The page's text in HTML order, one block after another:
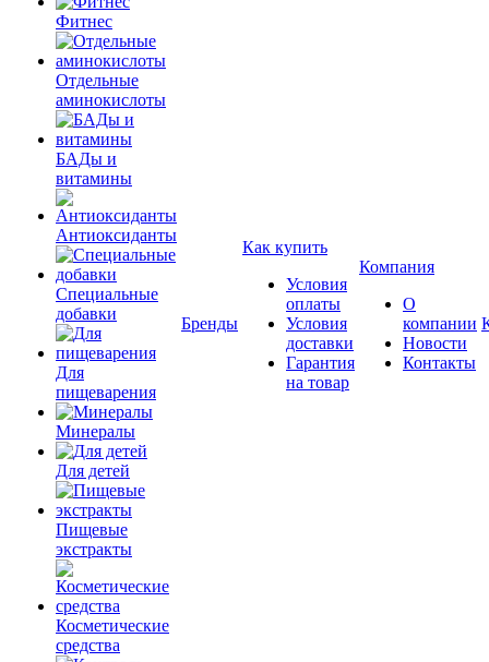
Фитнес
Отдельные
аминокислоты
БАДы и
витамины
Антиоксиданты
Специальные
добавки
Для
пищеварения
Минералы
Для детей
Пищевые
экстракты
Косметические
средства
Бренды
Как купить
Условия
оплаты
Условия
доставки
Гарантия
на товар
Компания
О
компании
Новости
Контакты